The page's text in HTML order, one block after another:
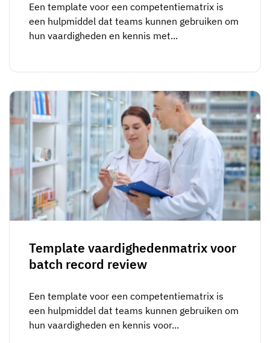
Een template voor een competentiematrix is
een hulpmiddel dat teams kunnen gebruiken om
hun vaardigheden en kennis met...
Template vaardighedenmatrix voor
batch record review
Een template voor een competentiematrix is
een hulpmiddel dat teams kunnen gebruiken om
hun vaardigheden en kennis voor...